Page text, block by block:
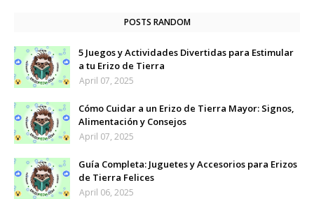
POSTS RANDOM
5 Juegos y Actividades Divertidas para Estimular
a tu Erizo de Tierra
April 07, 2025
Cómo Cuidar a un Erizo de Tierra Mayor: Signos,
Alimentación y Consejos
April 07, 2025
Guía Completa: Juguetes y Accesorios para Erizos
de Tierra Felices
April 06, 2025